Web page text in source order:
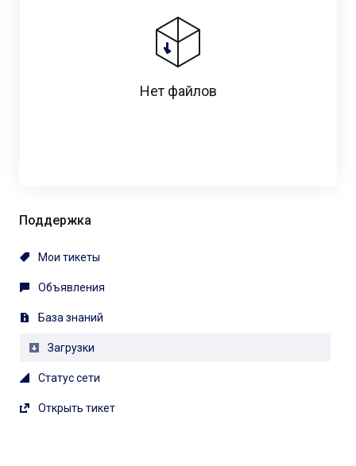
Поддержка
Мои тикеты
Объявления
База знаний
Загрузки
Статус сети
Открыть тикет
Нет файлов